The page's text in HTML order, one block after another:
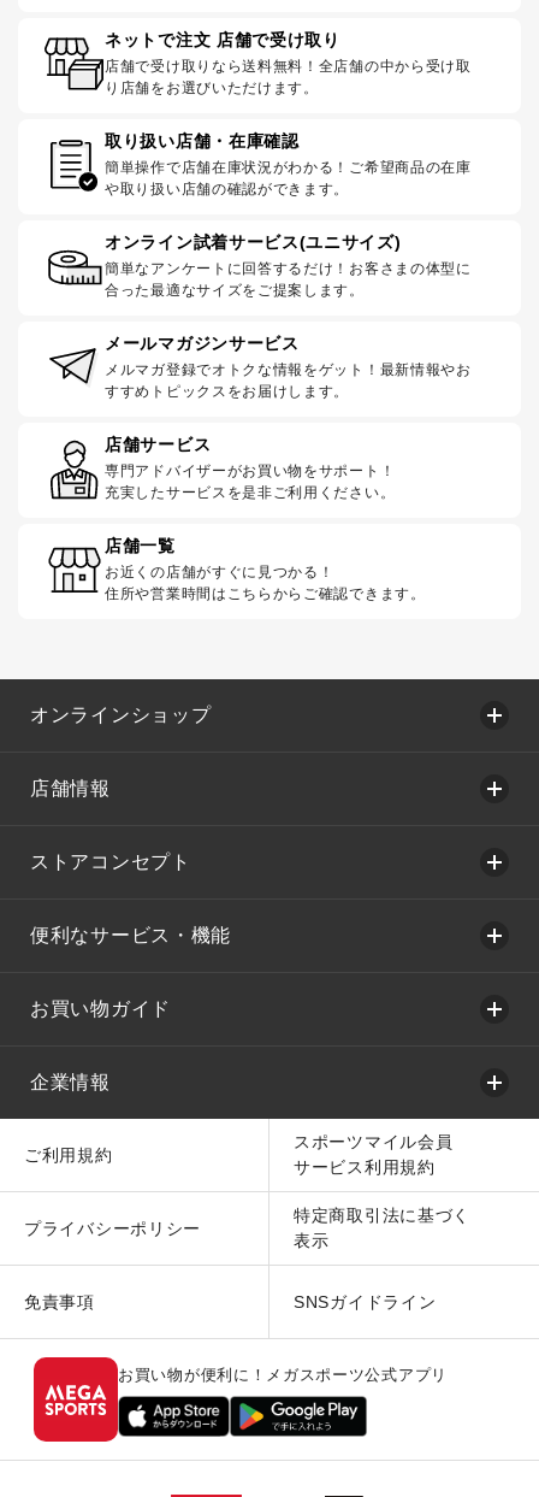
ネットで注文 店舗で受け取り
店舗で受け取りなら送料無料！全店舗の中から受け取
り店舗をお選びいただけます。
取り扱い店舗・在庫確認
簡単操作で店舗在庫状況がわかる！ご希望商品の在庫
や取り扱い店舗の確認ができます。
オンライン試着サービス(ユニサイズ)
簡単なアンケートに回答するだけ！お客さまの体型に
合った最適なサイズをご提案します。
メールマガジンサービス
メルマガ登録でオトクな情報をゲット！最新情報やお
すすめトピックスをお届けします。
店舗サービス
専門アドバイザーがお買い物をサポート！
充実したサービスを是非ご利用ください。
店舗一覧
お近くの店舗がすぐに見つかる！
住所や営業時間はこちらからご確認できます。
オンラインショップ
店舗情報
ストアコンセプト
便利なサービス・機能
お買い物ガイド
企業情報
ご利用規約
スポーツマイル会員
サービス利用規約
プライバシーポリシー
特定商取引法に基づく
表示
免責事項 SNSガイドライン
お買い物が便利に！メガスポーツ公式アプリ